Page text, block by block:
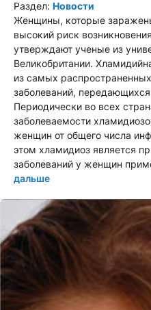
Раздел: Новости
Женщины, которые
высокий риск
утверждают ученые из
Великобритании.
из самых
заболеваний,
Периодически во всех
заболеваемости
женщин от общего числа
этом хламидиоз является
заболеваний у женщин
дальше